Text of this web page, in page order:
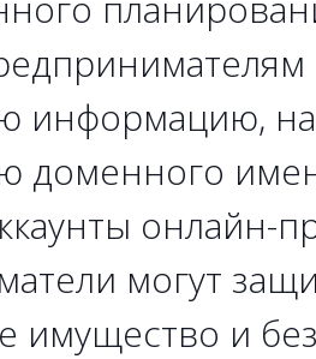
информацию,
доменного
онлайн-
могут
имущество и